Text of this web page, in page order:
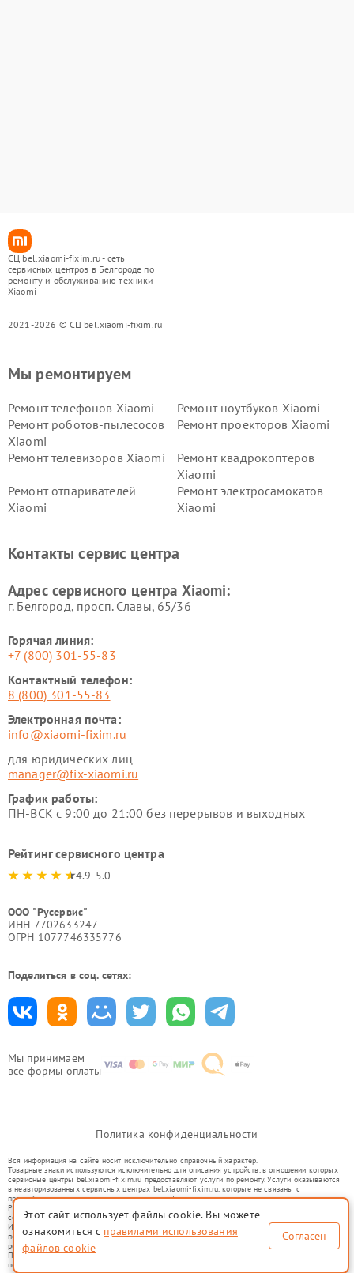
СЦ bel.xiaomi-fixim.ru - сеть
сервисных центров в Белгороде по
ремонту и обслуживанию техники
Xiaomi
2021-2026 © СЦ bel.xiaomi-fixim.ru
Мы принимаем
все формы оплаты
Мы ремонтируем
Ремонт телефонов Xiaomi
Ремонт ноутбуков Xiaomi
Ремонт роботов-пылесосов
Xiaomi
Ремонт проекторов Xiaomi
Ремонт телевизоров Xiaomi
Ремонт квадрокоптеров
Xiaomi
Ремонт отпаривателей
Xiaomi
Ремонт электросамокатов
Xiaomi
Ремонт стиральных машин
Ремонт смарт-часов Xiaomi
Контакты сервис центра
Адрес сервисного центра Xiaomi:
г. Белгород, просп. Славы, 65/36
Горячая линия:
+7 (800) 301-55-83
Контактный телефон:
8 (800) 301-55-83
Электронная почта:
info@xiaomi-fixim.ru
для юридических лиц
manager@fix-xiaomi.ru
График работы:
ПН-ВСК с 9:00 до 21:00 без перерывов и выходных
Рейтинг сервисного центра
4.9-5.0
ООО "Русервис"
ИНН 7702633247
ОГРН 1077746335776
Поделиться в соц. сетях:
Политика конфиденциальности
Вся информация на сайте носит исключительно справочный характер.
Товарные знаки используются исключительно для описания устройств, в отношении которых
сервисные центры bel.xiaomi-fixim.ru предоставляют услуги по ремонту. Услуги оказываются
в неавторизованных сервисных центрах bel.xiaomi-fixim.ru, которые не связаны с
правообладателями товарных знаков или их официальными представителями.
Ремонт осуществляется для устройств, уже введенных в гражданский оборот в соответствии
со статьей 1487 ГК РФ.
Использование товарных знаков не преследует цели индивидуализации услуг или введения
потребителей в заблуждение, а служит для информирования о предоставляемых услугах по
ремонту техники указанных брендов.
Представленная на сайте информация не является публичной офертой, определяемой
положениями Статьи 437(2) Гражданского кодекса РФ
Этот сайт использует файлы cookie. Вы можете
ознакомиться с правилами использования
файлов cookie
Согласен